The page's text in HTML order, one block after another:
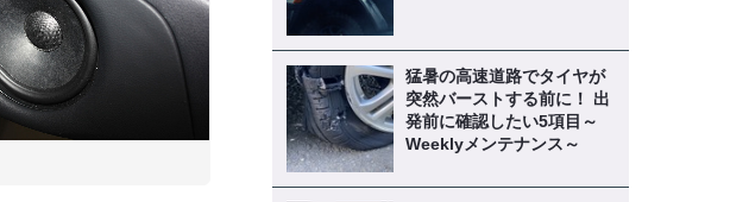
猛暑の高速道路でタイヤが
突然バーストする前に！ 出
発前に確認したい5項目～
Weeklyメンテナンス～